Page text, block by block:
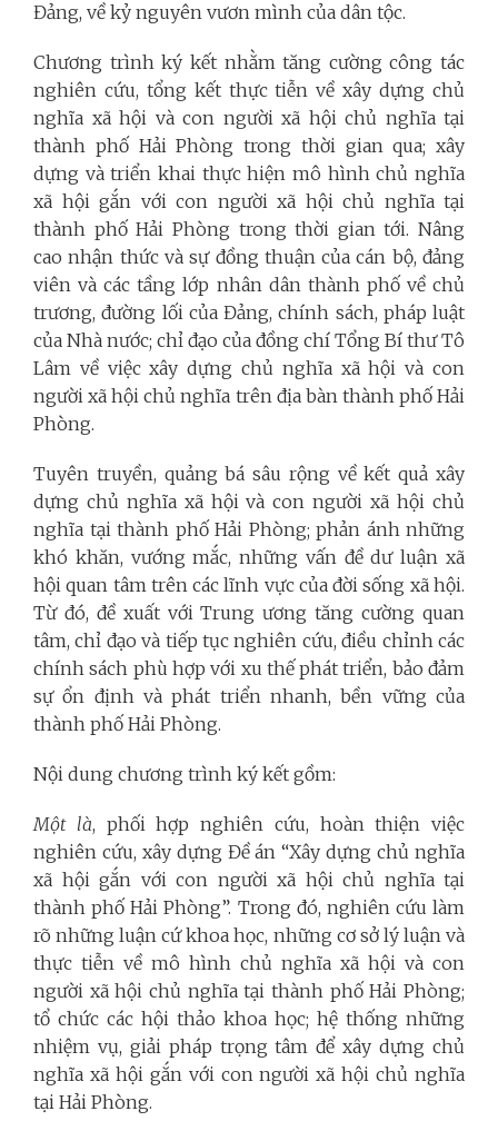
Đảng, về kỷ nguyên vươn mình của dân tộc.
Chương trình ký kết nhằm tăng cường công tác
nghiên cứu, tổng kết thực tiễn về xây dựng chủ
nghĩa xã hội và con người xã hội chủ nghĩa tại
thành phố Hải Phòng trong thời gian qua; xây
dựng và triển khai thực hiện mô hình chủ nghĩa
xã hội gắn với con người xã hội chủ nghĩa tại
thành phố Hải Phòng trong thời gian tới. Nâng
cao nhận thức và sự đồng thuận của cán bộ, đảng
viên và các tầng lớp nhân dân thành phố về chủ
trương, đường lối của Đảng, chính sách, pháp luật
của Nhà nước; chỉ đạo của đồng chí Tổng Bí thư Tô
Lâm về việc xây dựng chủ nghĩa xã hội và con
người xã hội chủ nghĩa trên địa bàn thành phố Hải
Phòng.
Tuyên truyền, quảng bá sâu rộng về kết quả xây
dựng chủ nghĩa xã hội và con người xã hội chủ
nghĩa tại thành phố Hải Phòng; phản ánh những
khó khăn, vướng mắc, những vấn đề dư luận xã
hội quan tâm trên các lĩnh vực của đời sống xã hội.
Từ đó, đề xuất với Trung ương tăng cường quan
tâm, chỉ đạo và tiếp tục nghiên cứu, điều chỉnh các
chính sách phù hợp với xu thế phát triển, bảo đảm
sự ổn định và phát triển nhanh, bền vững của
thành phố Hải Phòng.
Nội dung chương trình ký kết gồm:
Một là, phối hợp nghiên cứu, hoàn thiện việc
nghiên cứu, xây dựng Đề án “Xây dựng chủ nghĩa
xã hội gắn với con người xã hội chủ nghĩa tại
thành phố Hải Phòng”. Trong đó, nghiên cứu làm
rõ những luận cứ khoa học, những cơ sở lý luận và
thực tiễn về mô hình chủ nghĩa xã hội và con
người xã hội chủ nghĩa tại thành phố Hải Phòng;
tổ chức các hội thảo khoa học; hệ thống những
nhiệm vụ, giải pháp trọng tâm để xây dựng chủ
nghĩa xã hội gắn với con người xã hội chủ nghĩa
tại Hải Phòng.